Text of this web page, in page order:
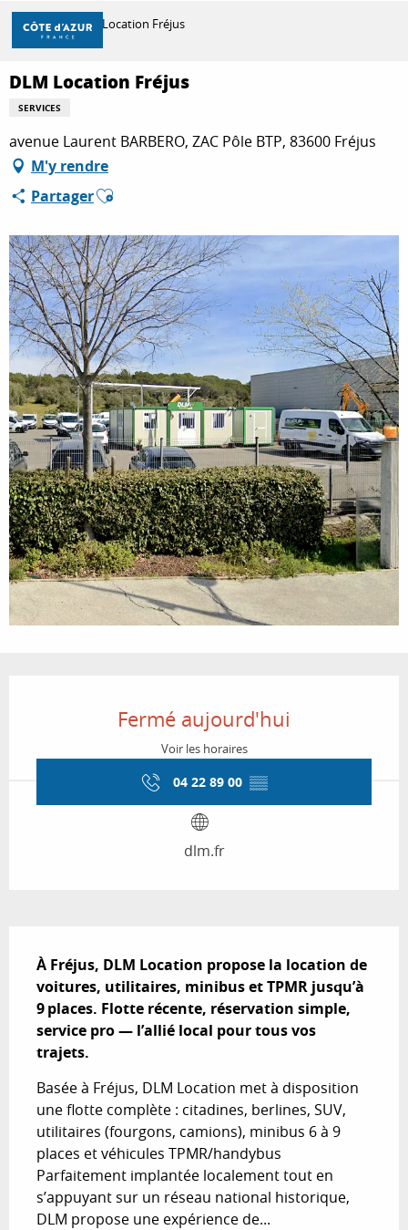
Aller
contenu
principal
DÉCOUVRIR
À FAIRE
SÉJOURNER
Accueil DLM Location Fréjus
DLM Location Fréjus
SERVICES
avenue Laurent BARBERO, ZAC Pôle BTP, 83600 Fréjus
M'y rendre
PartagerAjouter aux favoris
Fermé aujourd'hui
Voir les horaires
04 22 89 00 ▒▒
dlm.fr
À Fréjus, DLM Location propose la location de
voitures, utilitaires, minibus et TPMR jusqu’à
9 places. Flotte récente, réservation simple,
service pro — l’allié local pour tous vos
trajets.
Basée à Fréjus, DLM Location met à disposition
une flotte complète : citadines, berlines, SUV,
utilitaires (fourgons, camions), minibus 6 à 9
places et véhicules TPMR/handybus
Parfaitement implantée localement tout en
s’appuyant sur un réseau national historique,
DLM propose une expérience de...